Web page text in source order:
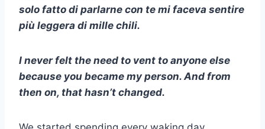
solo fatto di parlarne con te mi faceva sentire
più leggera di mille chili.
I never felt the need to vent to anyone else
because you became my person. And from
then on, that hasn’t changed.